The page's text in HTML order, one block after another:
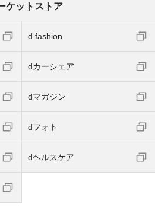
ケットストア
d fashion
dカーシェア
dマガジン
dフォト
dヘルスケア